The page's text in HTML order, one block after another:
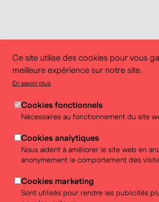
Ce site utilise des cookies pour vous
meilleure expérience sur notre site.
En savoir plus
Cookies fonctionnels
Nécessaires au fonctionnement du site
Cookies analytiques
Nous aident à améliorer le site web en
anonymement le comportement des
Cookies marketing
Sont utilisés pour rendre les publicités
Informations pratiques
Pour les enfants de 6 à 8 ans